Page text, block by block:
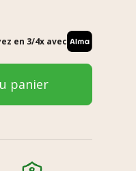
en 3/4x avec
panier